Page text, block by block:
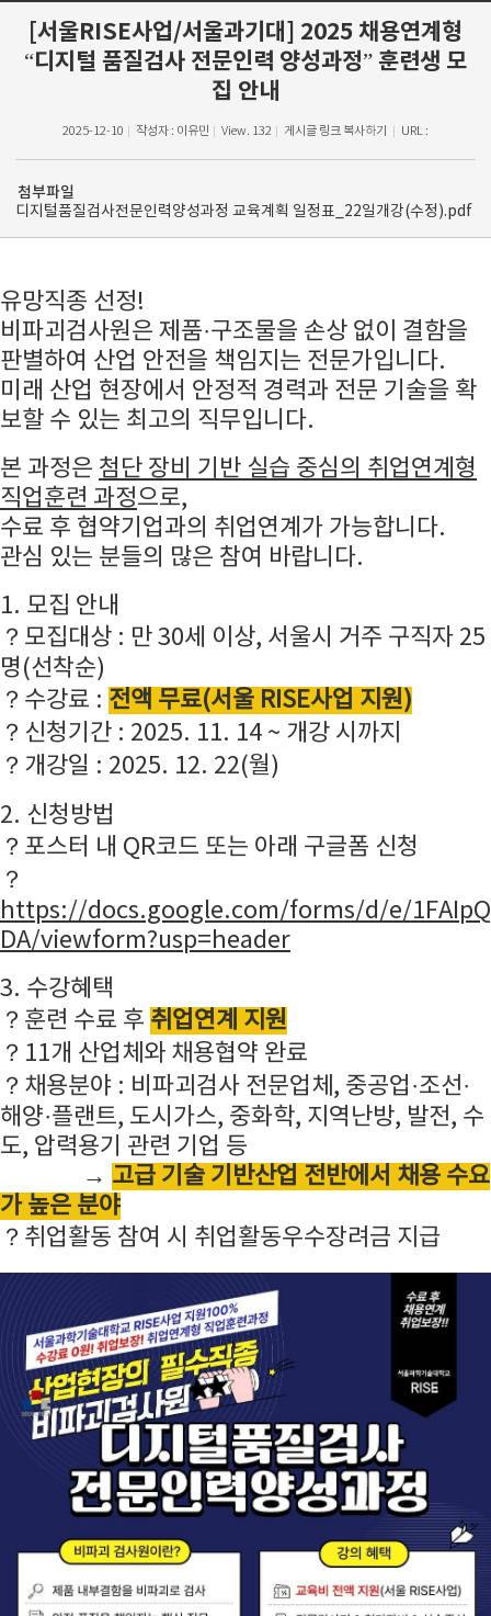
[서울RISE사업/서울과기대] 2025 채용연계형
“디지털 품질검사 전문인력 양성과정” 훈련생 모
집 안내
2025-12-10 작성자 : 이유민 View. 132 게시글 링크 복사하기 URL :
첨부파일
디지털품질검사전문인력양성과정 교육계획 일정표_22일개강(수정).pdf
유망직종 선정!
비파괴검사원은 제품·구조물을 손상 없이 결함을
판별하여 산업 안전을 책임지는 전문가입니다.
미래 산업 현장에서 안정적 경력과 전문 기술을 확
보할 수 있는 최고의 직무입니다.
본 과정은 첨단 장비 기반 실습 중심의 취업연계형
직업훈련 과정으로,
수료 후 협약기업과의 취업연계가 가능합니다.
관심 있는 분들의 많은 참여 바랍니다.
1. 모집 안내
？모집대상 : 만 30세 이상, 서울시 거주 구직자 25
명(선착순)
？수강료 : 전액 무료(서울 RISE사업 지원)
？신청기간 : 2025. 11. 14 ~ 개강 시까지
？개강일 : 2025. 12. 22(월)
2. 신청방법
？포스터 내 QR코드 또는 아래 구글폼 신청
？
https://docs.google.com/forms/d/e/
DA/viewform?usp=header
3. 수강혜택
？훈련 수료 후 취업연계 지원
？11개 산업체와 채용협약 완료
？채용분야 : 비파괴검사 전문업체, 중공업·조선·
해양·플랜트, 도시가스, 중화학, 지역난방, 발전, 수
도, 압력용기 관련 기업 등
→ 고급 기술 기반산업 전반에서 채용 수요
가 높은 분야
？취업활동 참여 시 취업활동우수장려금 지급